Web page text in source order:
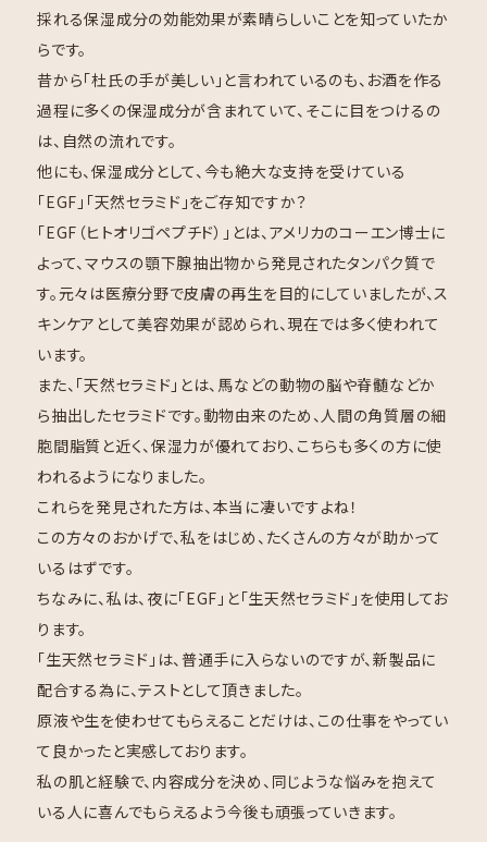
採れる保湿成分の効能効果が素晴らしいことを知っていたか
らです。
昔から「杜氏の手が美しい」と言われているのも、お酒を作る
過程に多くの保湿成分が含まれていて、そこに目をつけるの
は、自然の流れです。
他にも、保湿成分として、今も絶大な支持を受けている
「EGF」「天然セラミド」をご存知ですか？
「EGF（ヒトオリゴペプチド）」とは、アメリカのコーエン博士に
よって、マウスの顎下腺抽出物から発見されたタンパク質で
す。元々は医療分野で皮膚の再生を目的にしていましたが、ス
キンケアとして美容効果が認められ、現在では多く使われて
います。
また、「天然セラミド」とは、馬などの動物の脳や脊髄などか
ら抽出したセラミドです。動物由来のため、人間の角質層の細
胞間脂質と近く、保湿力が優れており、こちらも多くの方に使
われるようになりました。
これらを発見された方は、本当に凄いですよね！
この方々のおかげで、私をはじめ、たくさんの方々が助かって
いるはずです。
ちなみに、私は、夜に「EGF」と「生天然セラミド」を使用してお
ります。
「生天然セラミド」は、普通手に入らないのですが、新製品に
配合する為に、テストとして頂きました。
原液や生を使わせてもらえることだけは、この仕事をやってい
て良かったと実感しております。
私の肌と経験で、内容成分を決め、同じような悩みを抱えて
いる人に喜んでもらえるよう今後も頑張っていきます。